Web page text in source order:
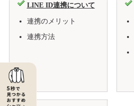
LINE ID連携について
連携のメリット
連携方法